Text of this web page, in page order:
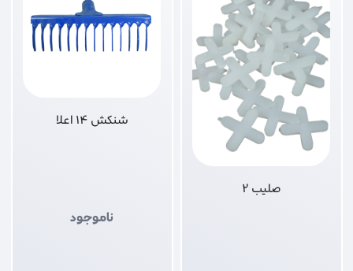
صلیب 2
شنکش 14 اعلا
ناموجود